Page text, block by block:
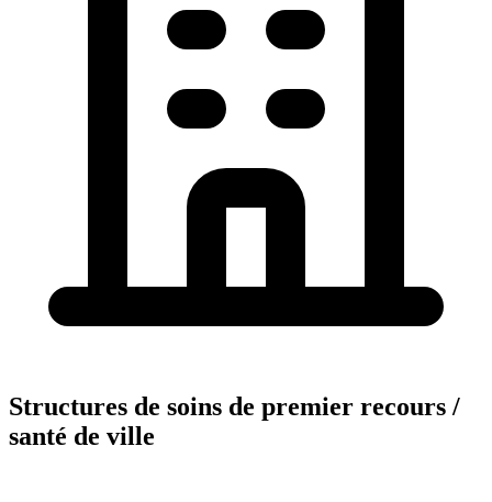
Structures de soins de premier recours /
santé de ville